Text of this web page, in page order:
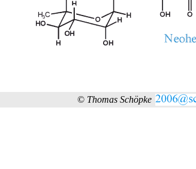
© Thomas Schöpke